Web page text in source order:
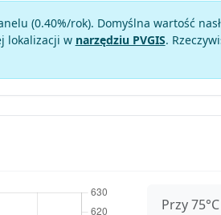
(0.40%/rok). Domyślna wartość
lokalizacji w narzędziu PVGIS.
Przy